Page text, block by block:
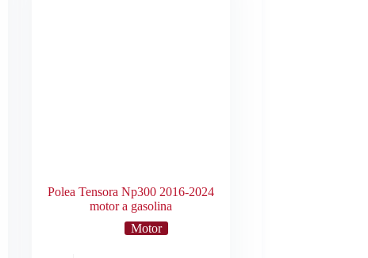
Polea Tensora Np300 2016-2024
motor a gasolina
Motor